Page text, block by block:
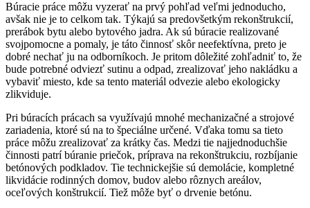
Búracie práce môžu vyzerať na prvý pohľad veľmi jednoducho,
avšak nie je to celkom tak. Týkajú sa predovšetkým rekonštrukcií,
prerábok bytu alebo bytového jadra. Ak sú búracie realizované
svojpomocne a pomaly, je táto činnosť skôr neefektívna, preto je
dobré nechať ju na odborníkoch. Je pritom dôležité zohľadniť to, že
bude potrebné odviezť sutinu a odpad, zrealizovať jeho nakládku a
vybaviť miesto, kde sa tento materiál odvezie alebo ekologicky
zlikviduje.
Pri búracích prácach sa využívajú mnohé mechanizačné a strojové
zariadenia, ktoré sú na to špeciálne určené. Vďaka tomu sa tieto
práce môžu zrealizovať za krátky čas. Medzi tie najjednoduchšie
činnosti patrí búranie priečok, príprava na rekonštrukciu, rozbíjanie
betónových podkladov. Tie technickejšie sú demolácie, kompletné
likvidácie rodinných domov, budov alebo rôznych areálov,
oceľových konštrukcií. Tiež môže byť o drvenie betónu.